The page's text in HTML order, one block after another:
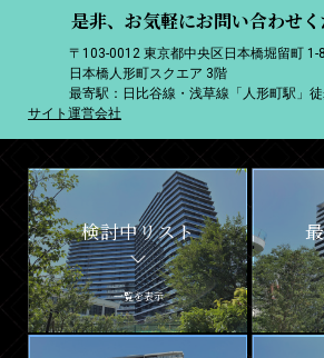
是非、お気軽にお問い合わせく
〒103-0012 東京都中央区日本橋堀留町 1-
日本橋人形町スクエア 3階
最寄駅：日比谷線・浅草線「人形町駅」
サイト運営会社
検討中リスト
一覧を表示